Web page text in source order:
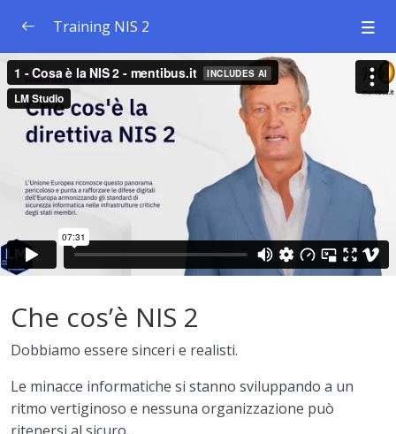
Introduzione: cos’è la NIS 2
1. Cos’è la NIS 2
Politica sulla sicurezza dei sistemi informativi
Passi per l’implementazione
Standard e certificazioni 0/1
Applicabilità
Incidenti e gestione delle crisi
Training NIS 2
Che cos’è NIS 2
Dobbiamo essere sinceri e realisti.
Le minacce informatiche si stanno sviluppando a un
ritmo vertiginoso e nessuna organizzazione può